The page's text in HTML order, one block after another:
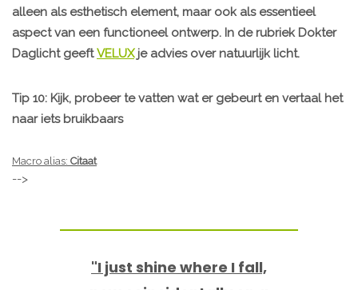
alleen als esthetisch element, maar ook als essentieel
aspect van een functioneel ontwerp. In de rubriek Dokter
Daglicht geeftVELUXje advies over natuurlijk licht.
Tip 10: Kijk, probeer te vatten wat er gebeurt en vertaal het
naar iets bruikbaars
Macro alias: Citaat
-->
"I just shine where I fall,